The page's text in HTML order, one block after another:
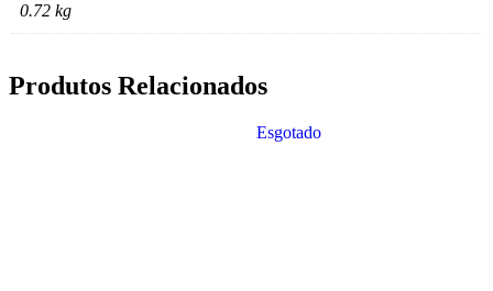
0.72 kg
Produtos Relacionados
Esgotado